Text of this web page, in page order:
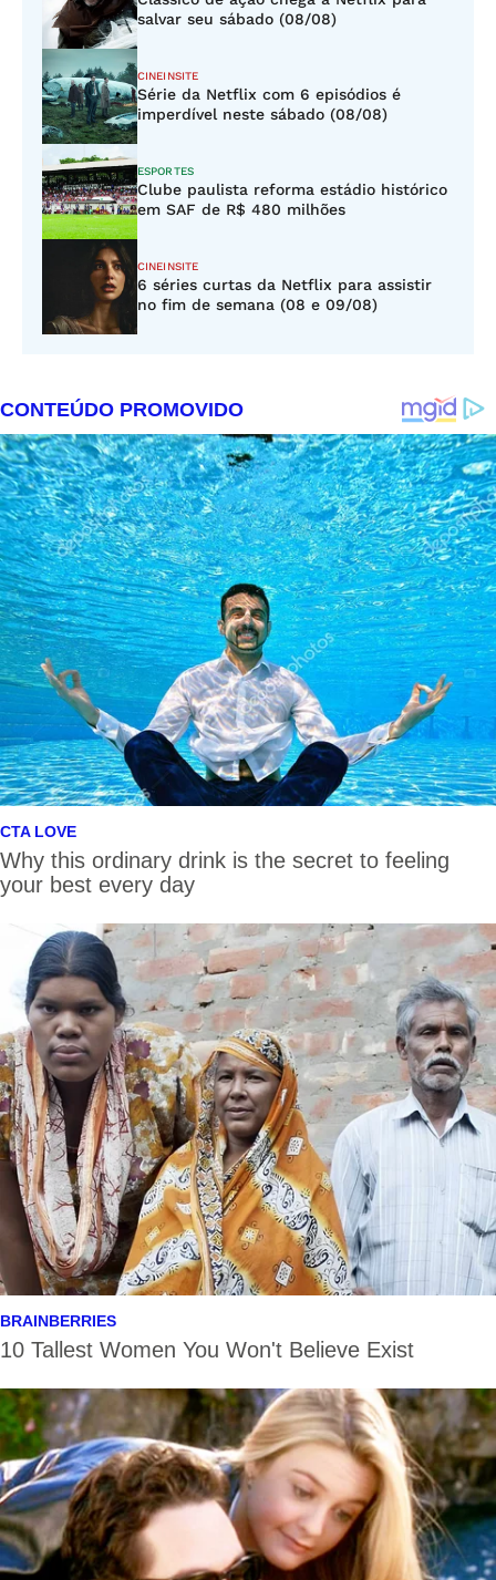
salvar seu sábado (08/08)
CINEINSITE
Série da Netflix com 6 episódios é
imperdível neste sábado (08/08)
ESPORTES
Clube paulista reforma estádio histórico
em SAF de R$ 480 milhões
CINEINSITE
6 séries curtas da Netflix para assistir
no fim de semana (08 e 09/08)